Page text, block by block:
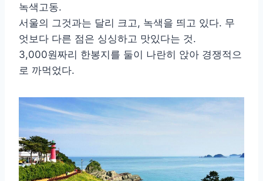
녹색고동.
서울의 그것과는 달리 크고, 녹색을 띄고 있다. 무
엇보다 다른 점은 싱싱하고 맛있다는 것.
3,000원짜리 한봉지를 둘이 나란히 앉아 경쟁적으
로 까먹었다.